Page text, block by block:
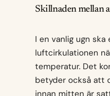
Skillnaden mellan
I en vanlig ugn
luftcirkulationen
temperatur. Det
betyder också att
innan mitten är